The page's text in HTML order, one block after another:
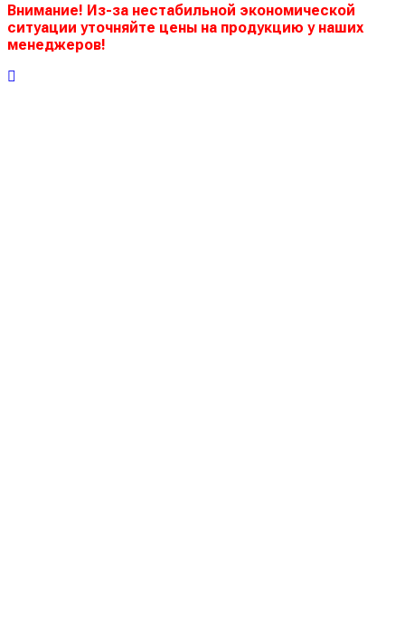
Внимание! Из-за нестабильной экономической
ситуации уточняйте цены на продукцию у наших
менеджеров!